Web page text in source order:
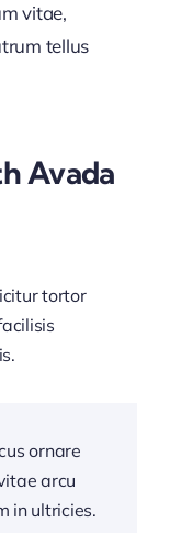
vitae,
tellus
Avada
tortor
ornare
arcu
in ultricies.